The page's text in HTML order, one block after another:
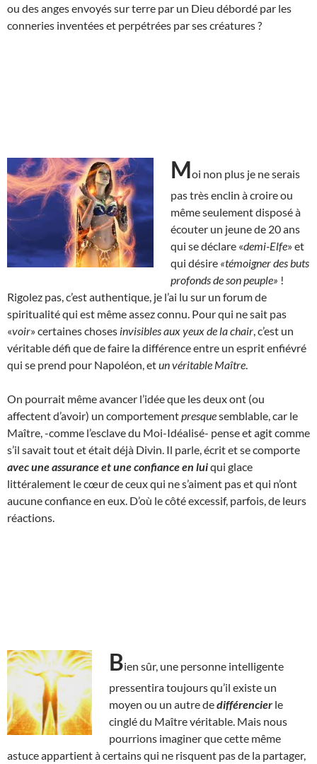
ou des anges envoyés sur terre par un Dieu débordé par les
conneries inventées et perpétrées par ses créatures ?
Moi non plus je ne serais
pas très enclin à croire ou
même seulement disposé à
écouter un jeune de 20 ans
qui se déclare «demi-Elfe» et
qui désire «témoigner des buts
profonds de son peuple» !
Rigolez pas, c’est authentique, je l’ai lu sur un forum de
spiritualité qui est même assez connu. Pour qui ne sait pas
«voir» certaines choses invisibles aux yeux de la chair , c’est un
véritable défi que de faire la différence entre un esprit enfiévré
qui se prend pour Napoléon, etun véritable Maître
On pourrait même avancer l’idée que les deux ont (ou
affectent d’avoir) un comportementpresquesemblable, car le
Maître, -comme l’esclave du Moi-Idéalisé- pense et agit comme
s’il savait tout et était déjà Divin. Il parle, écrit et se comporte
avec une assurance et une confiance en luiqui glace
littéralement le cœur de ceux qui ne s’aiment pas et qui n’ont
aucune confiance en eux. D’où le côté excessif, parfois, de leurs
réactions.
Bien sûr, une personne intelligente
pressentira toujours qu’il existe un
moyen ou un autre dedifférencier le
cinglé du Maître véritable. Mais nous
pourrions imaginer que cette même
astuce appartient à certains qui ne risquent pas de la partager,